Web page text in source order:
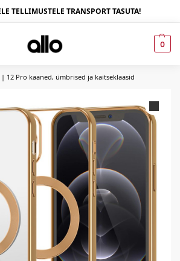
TELLIMUSTELE TRANSPORT TASUTA!
0
| 12 Pro kaaned, ümbrised ja kaitseklaasid